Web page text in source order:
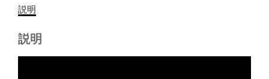
説明
説明